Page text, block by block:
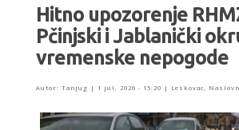
Hitno upozorenje
Pčinjski i Jablanički
vremenske nepogode
Autor: Tanjug | 1 jul, 2026 - 15:20 | Leskovac